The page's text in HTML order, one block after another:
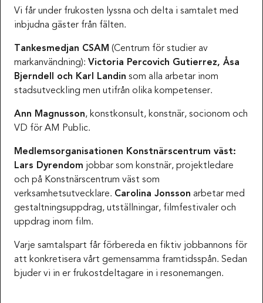
Vi får under frukosten lyssna och delta i samtalet med
inbjudna gäster från fälten.
Tankesmedjan CSAM (Centrum för studier av
markanvändning): Victoria Percovich Gutierrez, Åsa
Bjerndell och Karl Landin som alla arbetar inom
stadsutveckling men utifrån olika kompetenser.
Ann Magnusson, konstkonsult, konstnär, socionom och
VD för AM Public.
Medlemsorganisationen Konstnärscentrum väst:
Lars Dyrendom jobbar som konstnär, projektledare
och på Konstnärscentrum väst som
verksamhetsutvecklare. Carolina Jonsson arbetar med
gestaltningsuppdrag, utställningar, filmfestivaler och
uppdrag inom film.
Varje samtalspart får förbereda en fiktiv jobbannons för
att konkretisera vårt gemensamma framtidsspån. Sedan
bjuder vi in er frukostdeltagare in i resonemangen.